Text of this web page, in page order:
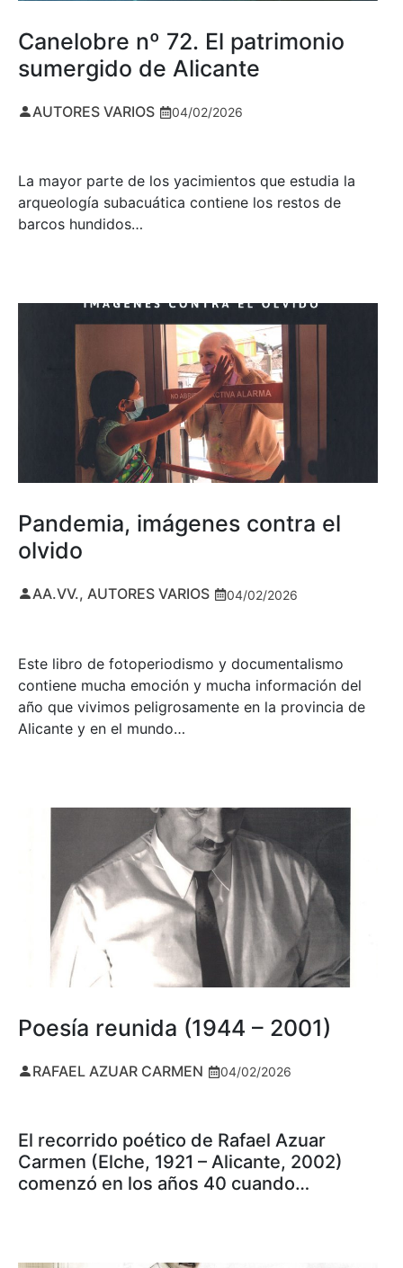
Canelobre nº 72. El patrimonio
sumergido de Alicante
AUTORES VARIOS 04/02/2026
La mayor parte de los yacimientos que estudia la
arqueología subacuática contiene los restos de
barcos hundidos…
Pandemia, imágenes contra el
olvido
AA.VV., AUTORES VARIOS 04/02/2026
Este libro de fotoperiodismo y documentalismo
contiene mucha emoción y mucha información del
año que vivimos peligrosamente en la provincia de
Alicante y en el mundo…
Poesía reunida (1944 – 2001)
RAFAEL AZUAR CARMEN 04/02/2026
El recorrido poético de Rafael Azuar
Carmen (Elche, 1921 – Alicante, 2002)
comenzó en los años 40 cuando…